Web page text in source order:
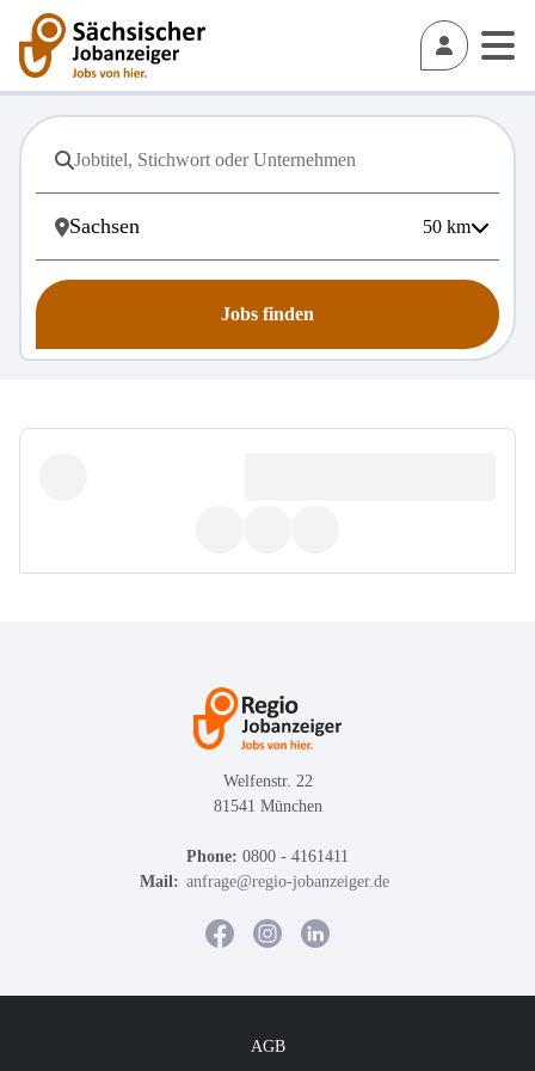
50 km
Jobs finden
Welfenstr. 22
81541 München
Phone: 0800 - 4161411
Mail: anfrage@regio-jobanzeiger.de
AGB